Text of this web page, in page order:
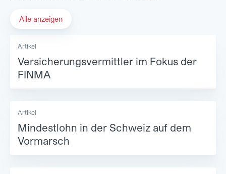
Alle anzeigen
Artikel
Versicherungsvermittler im Fokus der
FINMA
Artikel
Mindestlohn in der Schweiz auf dem
Vormarsch